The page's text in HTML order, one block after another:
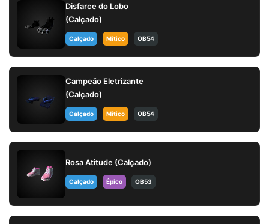
Disfarce do Lobo
(Calçado)
Calçado Mítico OB54
Campeão Eletrizante
(Calçado)
Calçado Mítico OB54
Rosa Atitude (Calçado)
Calçado Épico OB53